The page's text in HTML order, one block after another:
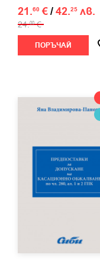
21.60 €/42.25 лв.
24.00 €
ПОРЪЧАЙ